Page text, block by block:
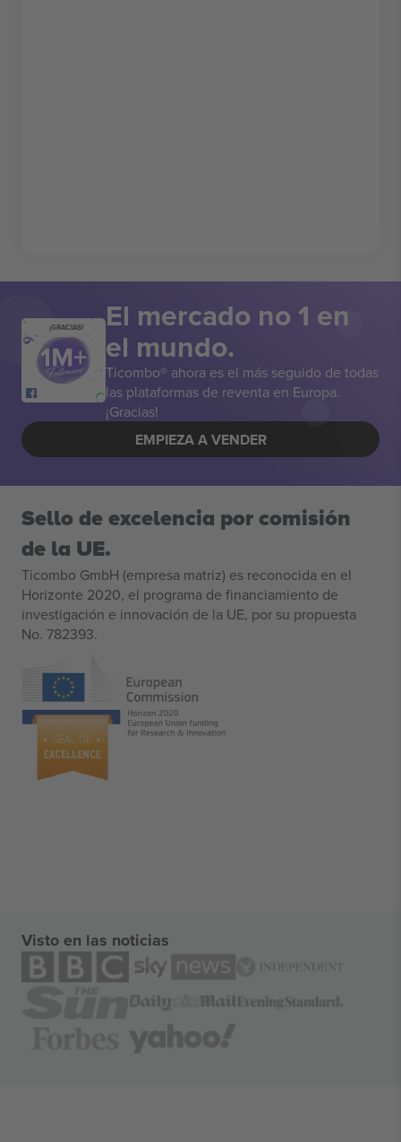
¡GRACIAS! El mercado no 1 en
el mundo.
Ticombo® ahora es el más seguido de todas
las plataformas de reventa en Europa.
¡Gracias!
EMPIEZA A VENDER
Sello de excelencia por comisión
de la UE.
Ticombo GmbH (empresa matriz) es reconocida en el
Horizonte 2020, el programa de financiamiento de
investigación e innovación de la UE, por su propuesta
No. 782393.
Visto en las noticias